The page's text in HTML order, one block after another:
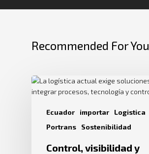
Recommended For You
Ecuador importar
Logistica
Portrans
Sostenibilidad
Control, visibilidad y